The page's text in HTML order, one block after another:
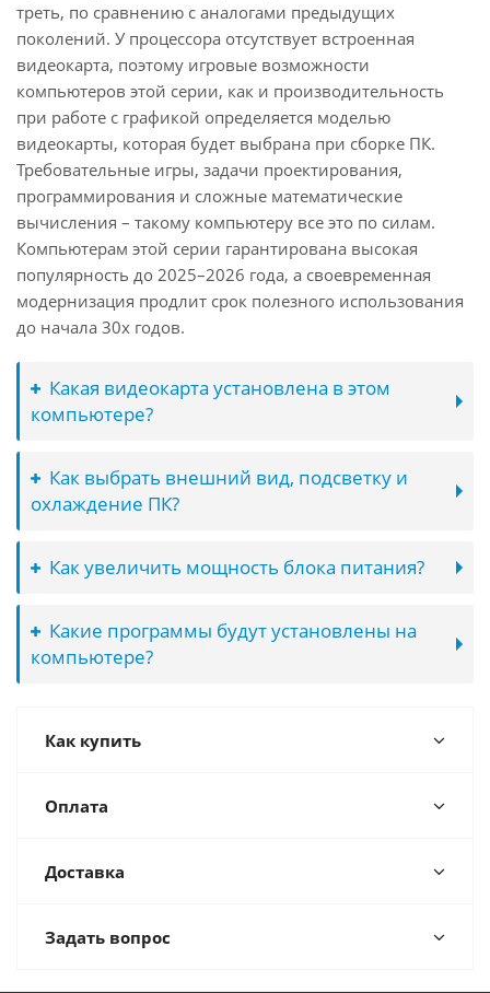
треть, по сравнению с аналогами предыдущих
поколений. У процессора отсутствует встроенная
видеокарта, поэтому игровые возможности
компьютеров этой серии, как и производительность
при работе с графикой определяется моделью
видеокарты, которая будет выбрана при сборке ПК.
Требовательные игры, задачи проектирования,
программирования и сложные математические
вычисления – такому компьютеру все это по силам.
Компьютерам этой серии гарантирована высокая
популярность до 2025–2026 года, а своевременная
модернизация продлит срок полезного использования
до начала 30х годов.
Какая видеокарта установлена в этом
компьютере?
Как выбрать внешний вид, подсветку и
охлаждение ПК?
Как увеличить мощность блока питания?
Какие программы будут установлены на
компьютере?
Как купить
Оплата
Доставка
Задать вопрос